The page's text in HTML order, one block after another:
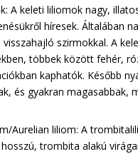
A keleti liliomok nagy,
híresek. Általában
visszahajló szirmokkal. A
többek között fehér,
kaphatók. Később
és gyakran magasabbak,
Aurelian liliom: A
trombita alakú